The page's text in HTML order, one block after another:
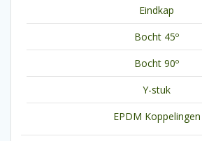
Eindkap
Bocht 45º
Bocht 90º
Y-stuk
EPDM Koppelingen